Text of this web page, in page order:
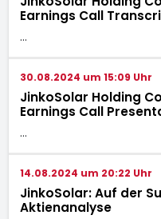
Earnings Call
…
30.08.2024 um 15:09 Uhr
JinkoSolar Holding
Earnings Call
…
14.08.2024 um 20:22 Uhr
JinkoSolar: Auf der
Aktienanalyse